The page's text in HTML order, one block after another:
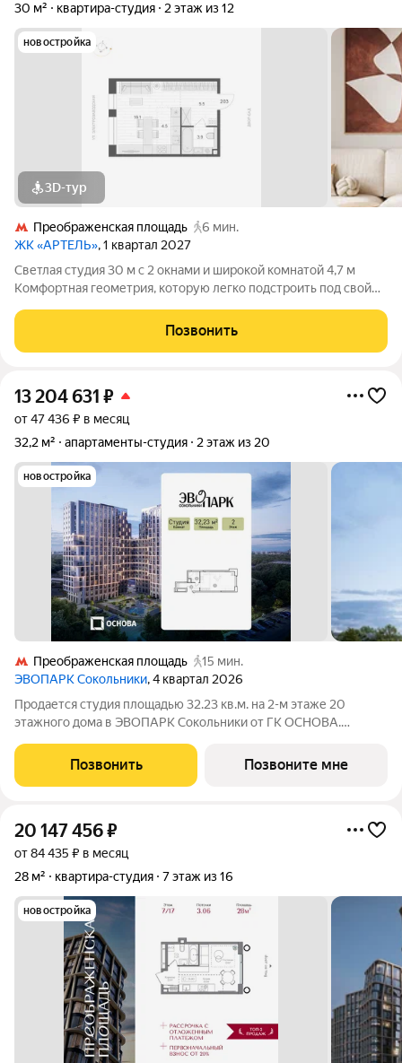
30 м²
квартира-студия 2 этаж из 12
новостройка
3D-тур
Преображенская площадь
6 мин.
ЖК «АРТЕЛЬ», 1 квартал 2027
Светлая студия 30 м с 2 окнами и широкой комнатой 4,7 м
Комфортная геометрия, которую легко подстроить под свой
отделки Компактно
Позвонить
13 204 631 ₽
от 47 436 ₽ в месяц
32,2 м²
апартаменты-студия 2 этаж из 20
новостройка
Преображенская площадь
15 мин.
ЭВОПАРК Сокольники, 4 квартал 2026
Продается студия площадью 32.23 кв.м. на 2-м этаже 20
этажного дома в ЭВОПАРК Сокольники от ГК ОСНОВА.
Преображенское, в 300 метрах от парка Сокольники.
"ЭВОПАРК Сокольники" расположен на
Позвонить Позвоните мне
20 147 456₽
от 84 435 ₽ в месяц
28 м²
квартира-студия 7 этаж из 16
новостройка